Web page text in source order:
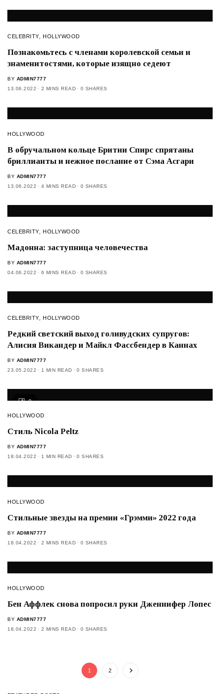
CELEBRITY ,HOLLYWOOD
Познакомьтесь с членами королевской семьи и
знаменитостями, которые изящно седеют
BY ADMIN7777
13.06.2022
2 MINS READ 0 SHARES
HOLLYWOOD
В обручальном кольце Бритни Спирс спрятаны
бриллианты и нежное послание от Сэма Асгари
BY ADMIN7777
13.06.2022
4 MINS READ 0 SHARES
CELEBRITY ,HOLLYWOOD
Мадонна: заступница человечества
BY ADMIN7777
04.06.2022
6 MINS READ 0 SHARES
CELEBRITY ,HOLLYWOOD
Редкий светский выход голивудских супругов:
Алисия Викандер и Майкл Фассбендер в Каннах
BY ADMIN7777
23.05.2022
1 MIN READ 0 SHARES
9
HOLLYWOOD
Стиль Nicola Peltz
BY ADMIN7777
18.04.2022
1 MIN READ 0 SHARES
HOLLYWOOD
Стильные звезды на премии «Грэмми» 2022 года
BY ADMIN7777
18.04.2022
2 MINS READ 0 SHARES
HOLLYWOOD
Бен Аффлек снова попросил руки Дженнифер Лопес
BY ADMIN7777
18.04.2022
2 MINS READ 0 SHARES
1 2